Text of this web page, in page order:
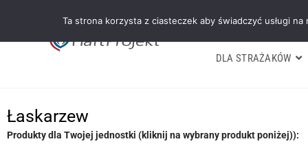
DLA STRAŻAKÓW
Łaskarzew
Produkty dla Twojej jednostki (kliknij na wybrany produkt poniżej)):
Ta strona korzysta z ciasteczek aby świadczyć usługi